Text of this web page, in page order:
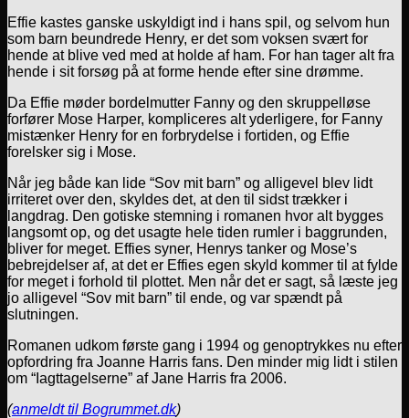
Effie kastes ganske uskyldigt ind i hans spil, og selvom hun
som barn beundrede Henry, er det som voksen svært for
hende at blive ved med at holde af ham. For han tager alt fra
hende i sit forsøg på at forme hende efter sine drømme.
Da Effie møder bordelmutter Fanny og den skruppelløse
forfører Mose Harper, kompliceres alt yderligere, for Fanny
mistænker Henry for en forbrydelse i fortiden, og Effie
forelsker sig i Mose.
Når jeg både kan lide “Sov mit barn” og alligevel blev lidt
irriteret over den, skyldes det, at den til sidst trækker i
langdrag. Den gotiske stemning i romanen hvor alt bygges
langsomt op, og det usagte hele tiden rumler i baggrunden,
bliver for meget. Effies syner, Henrys tanker og Mose’s
bebrejdelser af, at det er Effies egen skyld kommer til at fylde
for meget i forhold til plottet. Men når det er sagt, så læste jeg
jo alligevel “Sov mit barn” til ende, og var spændt på
slutningen.
Romanen udkom første gang i 1994 og genoptrykkes nu efter
opfordring fra Joanne Harris fans. Den minder mig lidt i stilen
om “Iagttagelserne” af Jane Harris fra 2006.
(anmeldt til Bogrummet.dk)